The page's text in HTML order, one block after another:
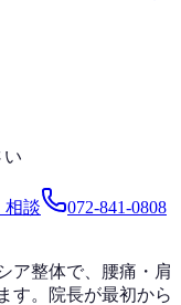
い
相談
072-841-0808
ア整体で、腰痛・肩
す。院長が最初から